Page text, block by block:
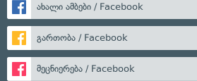
ახალი ამბები / Facebook
გართობა / Facebook
მეცნიერება / Facebook